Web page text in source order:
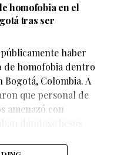
homofobia en el
tras ser
haber
de homofobia dentro
Colombia. A
que personal de
amenazó con